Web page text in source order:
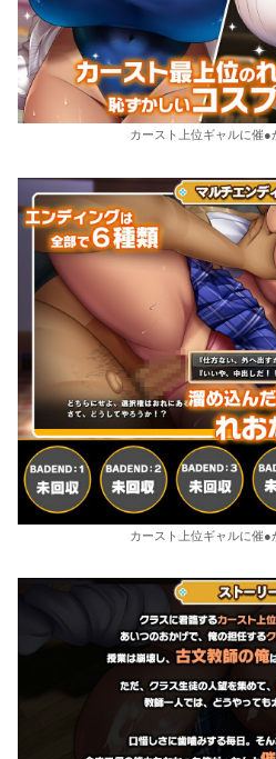
カースト上位ギャルに催●
カースト上位ギャルに催●